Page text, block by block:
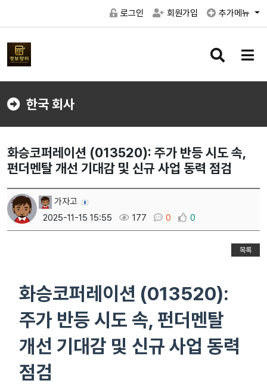
로그인 회원가입 추가메뉴
검
버
메
버
한국 회사
화승코퍼레이션 (013520): 주가 반등 시도 속,
펀더멘탈 개선 기대감 및 신규 사업 동력 점검
가자고
2025-11-15 15:55
177 0 0
목록
화승코퍼레이션 (013520):
주가 반등 시도 속, 펀더멘탈
개선 기대감 및 신규 사업 동력
점검